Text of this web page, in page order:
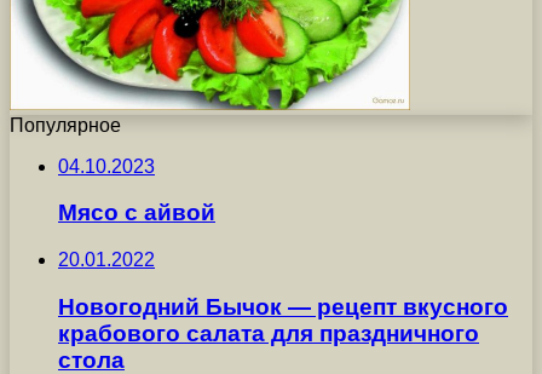
Популярное
04.10.2023
Мясо с айвой
20.01.2022
Новогодний Бычок — рецепт вкусного
крабового салата для праздничного
стола